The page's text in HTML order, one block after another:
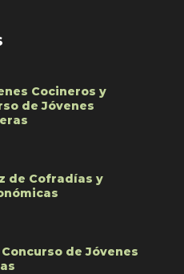
Cocineros y
de Jóvenes
de Cofradías y
de Jóvenes